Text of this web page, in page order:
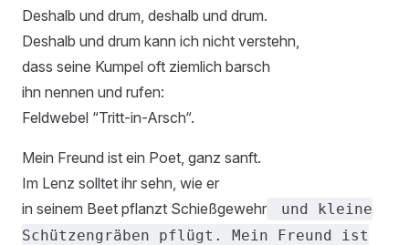
Deshalb und drum, deshalb und drum.
Deshalb und drum kann ich nicht verstehn,
dass seine Kumpel oft ziemlich barsch
ihn nennen und rufen:
Feldwebel “Tritt-in-Arsch“.
Mein Freund ist ein Poet, ganz sanft.
Im Lenz solltet ihr sehn, wie er
in seinem Beet pflanzt Schießgewehr
und kleine
Schützengräben pflügt. Mein Freund ist